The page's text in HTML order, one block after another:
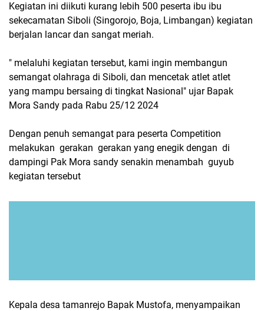
Kegiatan ini diikuti kurang lebih 500 peserta ibu ibu
sekecamatan Siboli (Singorojo, Boja, Limbangan) kegiatan
berjalan lancar dan sangat meriah.
" melaluhi kegiatan tersebut, kami ingin membangun
semangat olahraga di Siboli, dan mencetak atlet atlet
yang mampu bersaing di tingkat Nasional" ujar Bapak
Mora Sandy pada Rabu 25/12 2024
Dengan penuh semangat para peserta Competition
melakukan gerakan gerakan yang enegik dengan di
dampingi Pak Mora sandy senakin menambah guyub
kegiatan tersebut
Kepala desa tamanrejo Bapak Mustofa, menyampaikan